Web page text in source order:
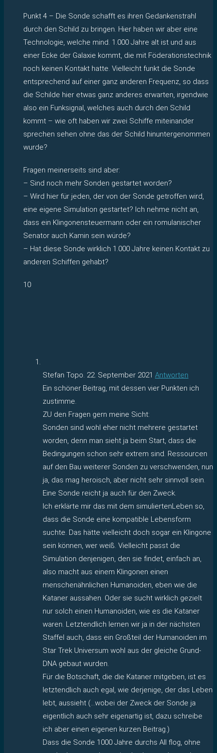
Punkt 4 – Die Sonde schafft es ihren Gedankenstrahl
durch den Schild zu bringen. Hier haben wir aber eine
Technologie, welche mind. 1.000 Jahre alt ist und aus
einer Ecke der Galaxie kommt, die mit Föderationstechnik
noch keinen Kontakt hatte. Vielleicht funkt die Sonde
entsprechend auf einer ganz anderen Frequenz, so dass
die Schilde hier etwas ganz anderes erwarten, irgendwie
also ein Funksignal, welches auch durch den Schild
kommt – wie oft haben wir zwei Schiffe miteinander
sprechen sehen ohne das der Schild hinuntergenommen
wurde?
Fragen meinerseits sind aber:
– Sind noch mehr Sonden gestartet worden?
– Wird hier für jeden, der von der Sonde getroffen wird,
eine eigene Simulation gestartet? Ich nehme nicht an,
dass ein Klingonensteuermann oder ein romulanischer
Senator auch Kamin sein würde?
– Hat diese Sonde wirklich 1.000 Jahre keinen Kontakt zu
anderen Schiffen gehabt?
10
Stefan Topo. 22. September 2021 Antworten
Ein schöner Beitrag, mit dessen vier Punkten ich
zustimme.
ZU den Fragen gern meine Sicht:
Sonden sind wohl eher nicht mehrere gestartet
worden, denn man sieht ja beim Start, dass die
Bedingungen schon sehr extrem sind. Ressourcen
auf den Bau weiterer Sonden zu verschwenden, nun
ja, das mag heroisch, aber nicht sehr sinnvoll sein.
Eine Sonde reicht ja auch für den Zweck.
Ich erklärte mir das mit dem simuliertenLeben so,
dass die Sonde eine kompatible Lebensform
suchte. Das hätte vielleicht doch sogar ein Klingone
sein können, wer weiß. Vielleicht passt die
Simulation denjenigen, den sie findet, einfach an,
also macht aus einem Klingonen einen
menschenähnlichen Humanoiden, eben wie die
Kataner aussahen. Oder sie sucht wirklich gezielt
nur solch einen Humanoiden, wie es die Kataner
waren. Letztendlich lernen wir ja in der nächsten
Staffel auch, dass ein Großteil der Humanoiden im
Star Trek Universum wohl aus der gleiche Grund-
DNA gebaut wurden.
Für die Botschaft, die die Kataner mitgeben, ist es
letztendlich auch egal, wie derjenige, der das Leben
lebt, aussieht (…wobei der Zweck der Sonde ja
eigentlich auch sehr eigenartig ist, dazu schreibe
ich aber einen eigenen kurzen Beitrag.)
Dass die Sonde 1000 Jahre durchs All flog, ohne